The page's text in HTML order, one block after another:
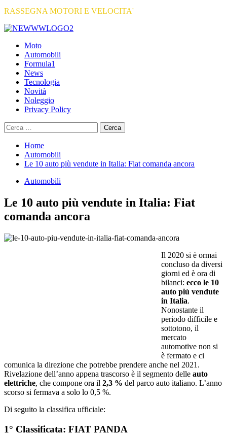
RASSEGNA MOTORI E VELOCITA'
Primary
Moto
Automobili
Formula1
News
Tecnologia
Novità
Noleggio
Privacy Policy
Ricerca
per:
Home
Automobili
Le 10 auto più vendute in Italia: Fiat comanda ancora
Automobili
Le 10 auto più vendute in Italia: Fiat
comanda ancora
Il 2020 si è ormai
concluso da diversi
giorni ed è ora di
bilanci: ecco le 10
auto più vendute
in Italia.
Nonostante il
periodo difficile e
sottotono, il
mercato
automotive non si
è fermato e ci
comunica la direzione che potrebbe prendere anche nel 2021.
Rivelazione dell’anno appena trascorso è il segmento delle auto
elettriche, che compone ora il 2,3 % del parco auto italiano. L’anno
scorso si fermava a solo lo 0,5 %.
Di seguito la classifica ufficiale:
1° Classificata: FIAT PANDA